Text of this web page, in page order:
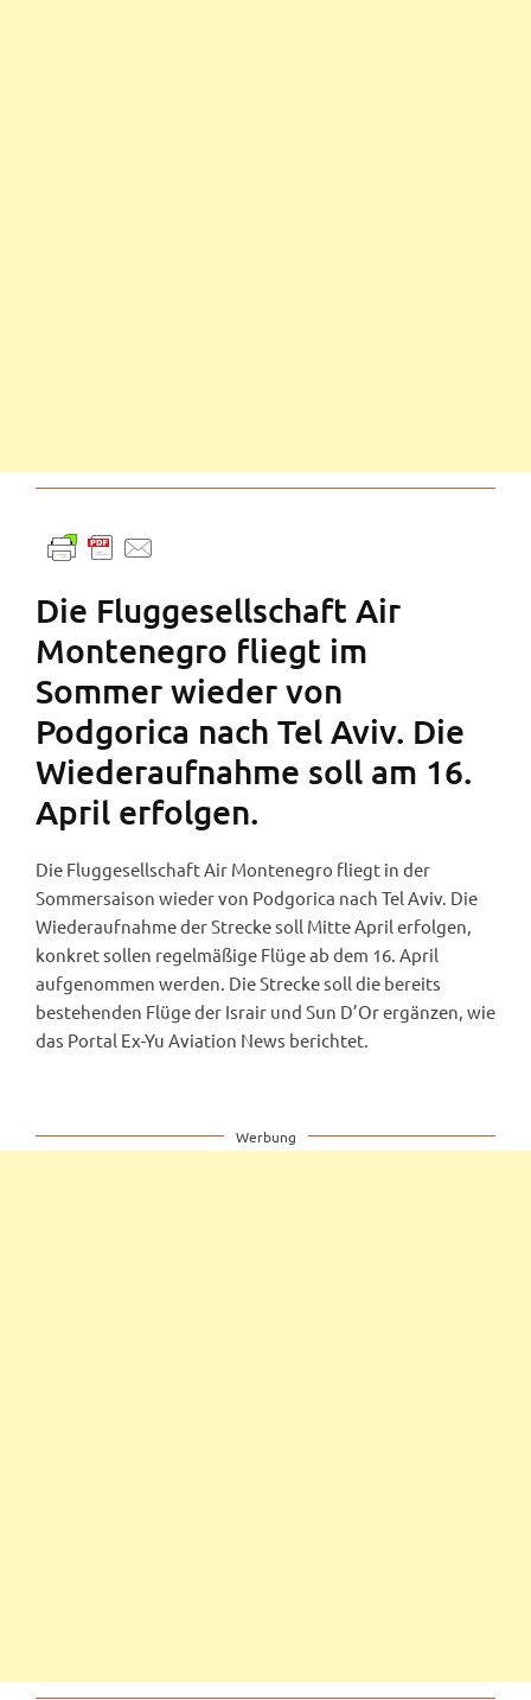
Die Fluggesellschaft Air
Montenegro fliegt im
Sommer wieder von
Podgorica nach Tel Aviv. Die
Wiederaufnahme soll am 16.
April erfolgen.
Die Fluggesellschaft Air Montenegro fliegt in der
Sommersaison wieder von Podgorica nach Tel Aviv. Die
Wiederaufnahme der Strecke soll Mitte April erfolgen,
konkret sollen regelmäßige Flüge ab dem 16. April
aufgenommen werden. Die Strecke soll die bereits
bestehenden Flüge der Israir und Sun D’Or ergänzen, wie
das Portal Ex-Yu Aviation News berichtet.
Werbung